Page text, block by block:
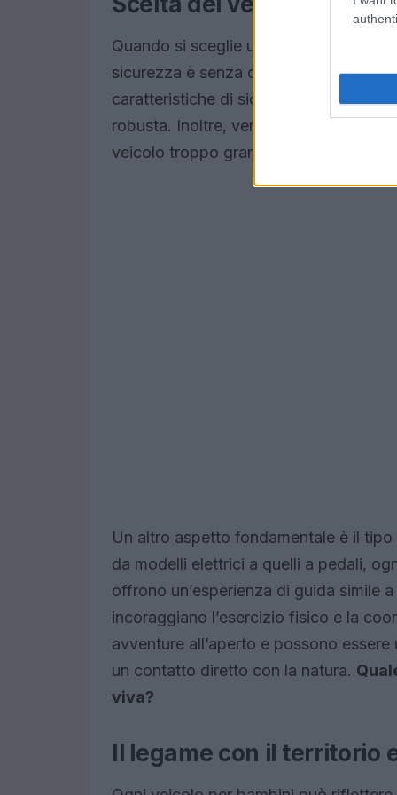
Quando si sceglie un veicolo per
sicurezza è senza dubbio la priorità
caratteristiche di sicurezza come
robusta. Inoltre, verifica che il modello
veicolo troppo grande o troppo
Un altro aspetto fondamentale è il
da modelli elettrici a quelli a pedali,
offrono un’esperienza di guida simile
incoraggiano l’esercizio fisico e la
avventure all’aperto e possono
un contatto diretto con la natura.
viva?
Il legame con il territorio